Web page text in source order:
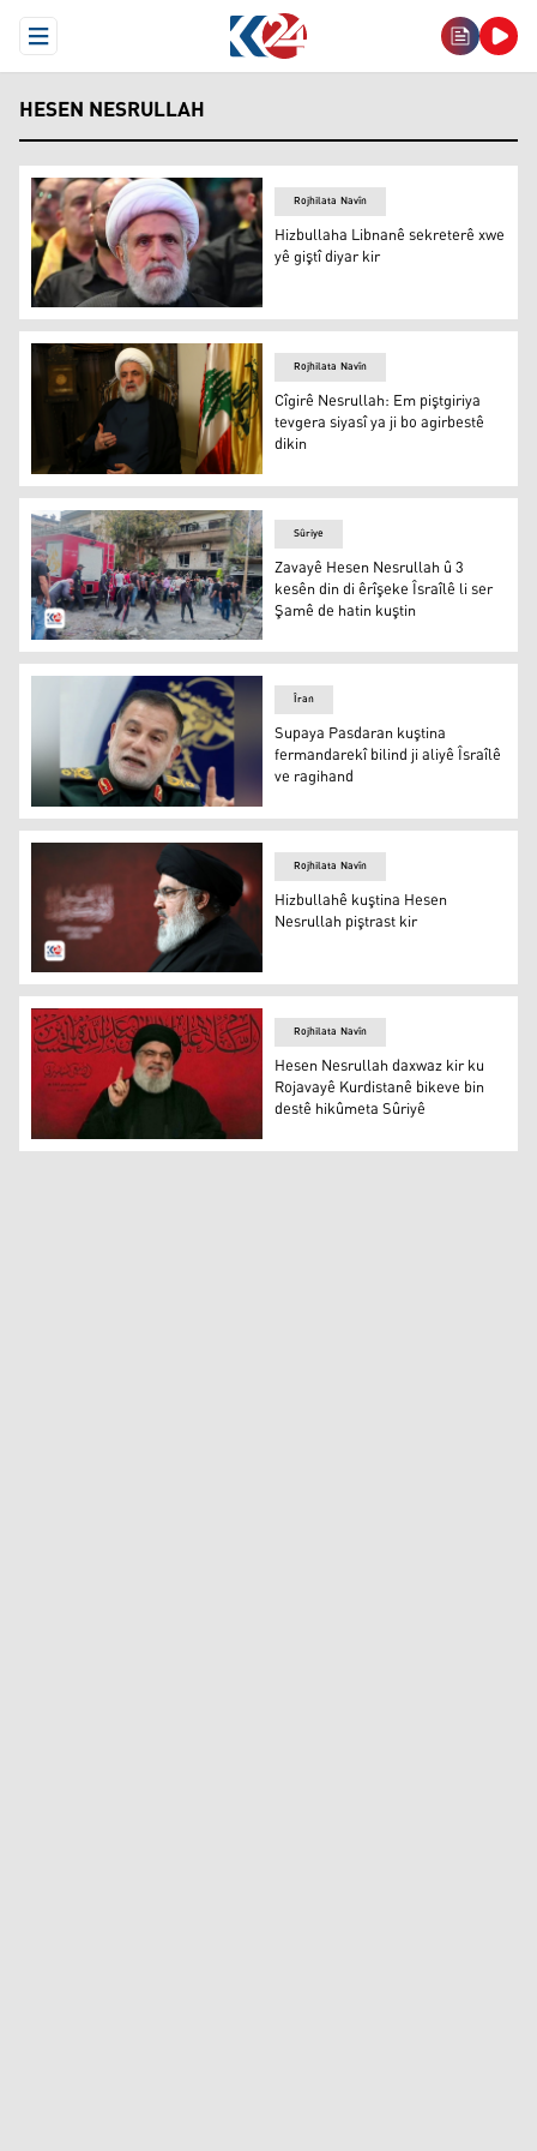
Open Menu
HESEN NESRULLAH
Hizbullaha Libnanê sekreterê xwe yê giştî diyar kir
Rojhilata Navîn
Hizbullaha Libnanê sekreterê xwe
yê giştî diyar kir
Cîgirê Nesrullah: Em piştgiriya tevgera siyasî ya ji bo
Rojhilata Navîn
Cîgirê Nesrullah: Em piştgiriya
tevgera siyasî ya ji bo agirbestê
dikin
Zavayê Hesen Nesrullah û 3 kesên din di êrîşeke
Sûriye
Zavayê Hesen Nesrullah û 3
kesên din di êrîşeke Îsraîlê li ser
Şamê de hatin kuştin
Supaya Pasdaran kuştina fermandarekî bilind ji aliyê
Îran
Supaya Pasdaran kuştina
fermandarekî bilind ji aliyê Îsraîlê
ve ragihand
Hizbullahê kuştina Hesen Nesrullah piştrast kir
Rojhilata Navîn
Hizbullahê kuştina Hesen
Nesrullah piştrast kir
Serokê Hizbullaha Lubnanê Hesen Nesrullah
Rojhilata Navîn
Hesen Nesrullah daxwaz kir ku
Rojavayê Kurdistanê bikeve bin
destê hikûmeta Sûriyê